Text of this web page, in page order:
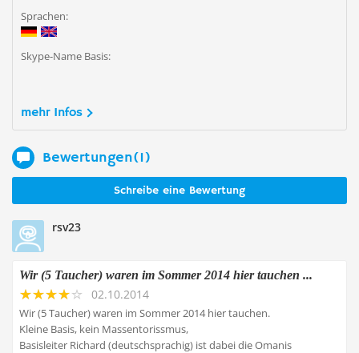
Sprachen:
Skype-Name Basis:
mehr Infos
Bewertungen(1)
Schreibe eine Bewertung
rsv23
Wir (5 Taucher) waren im Sommer 2014 hier tauchen ...
02.10.2014
Wir (5 Taucher) waren im Sommer 2014 hier tauchen.
Kleine Basis, kein Massentorissmus,
Basisleiter Richard (deutschsprachig) ist dabei die Omanis